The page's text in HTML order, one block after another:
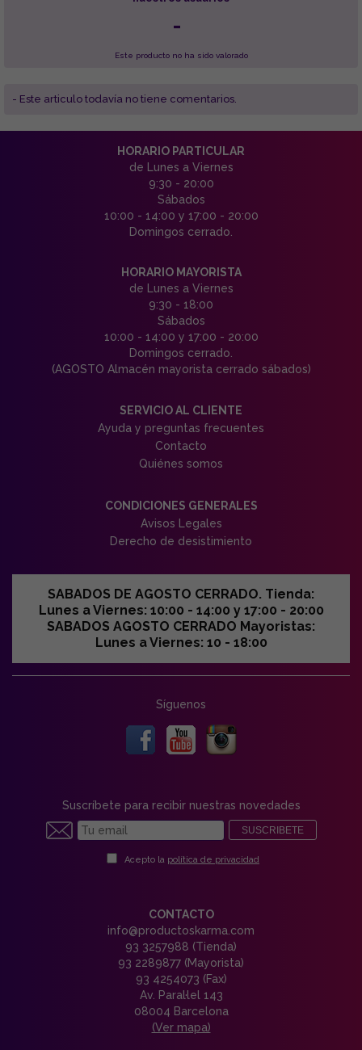
-
Este producto no ha sido valorado
- Este articulo todavía no tiene comentarios.
HORARIO PARTICULAR
de Lunes a Viernes
9:30 - 20:00
Sábados
10:00 - 14:00 y 17:00 - 20:00
Domingos cerrado.
HORARIO MAYORISTA
de Lunes a Viernes
9:30 - 18:00
Sábados
10:00 - 14:00 y 17:00 - 20:00
Domingos cerrado.
(AGOSTO Almacén mayorista cerrado sábados)
SERVICIO AL CLIENTE
Ayuda y preguntas frecuentes
Contacto
Quiénes somos
CONDICIONES GENERALES
Avisos Legales
Derecho de desistimiento
SABADOS DE AGOSTO CERRADO. Tienda:
Lunes a Viernes: 10:00 - 14:00 y 17:00 - 20:00
SABADOS AGOSTO CERRADO Mayoristas:
Lunes a Viernes: 10 - 18:00
Síguenos
Suscríbete para recibir nuestras novedades
SUSCRIBETE
Acepto la política de privacidad
CONTACTO
info@productoskarma.com
93 3257988 (Tienda)
93 2289877 (Mayorista)
93 4254073 (Fax)
Av. Paral·lel 143
08004 Barcelona
(Ver mapa)